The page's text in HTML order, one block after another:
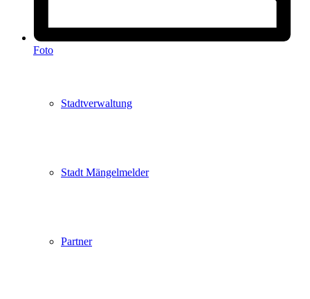
Stadtverwaltung
Stadt Mängelmelder
Partner
Foto